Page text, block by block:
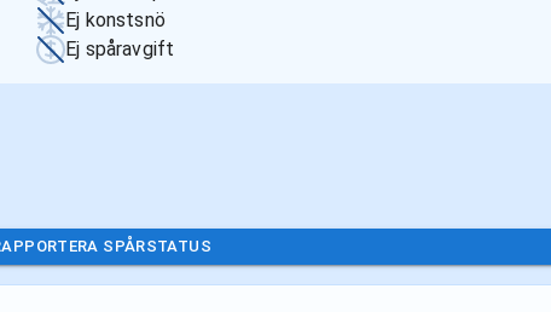
Ej konstsnö
Ej spåravgift
SPÅRSTATUS